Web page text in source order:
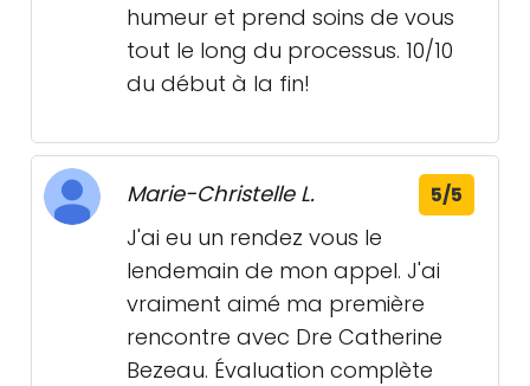
humeur et prend soins de vous
tout le long du processus. 10/10
du début à la fin!
Marie-Christelle L. 5/5
J'ai eu un rendez vous le
lendemain de mon appel. J'ai
vraiment aimé ma première
rencontre avec Dre Catherine
Bezeau. Évaluation complète